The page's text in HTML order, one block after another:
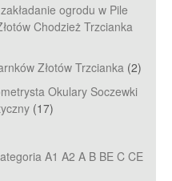
ogrodu w Pile
Chodzież Trzcianka
Złotów Trzcianka (2)
Okulary Soczewki
(17)
A1 A2 A B BE C CE